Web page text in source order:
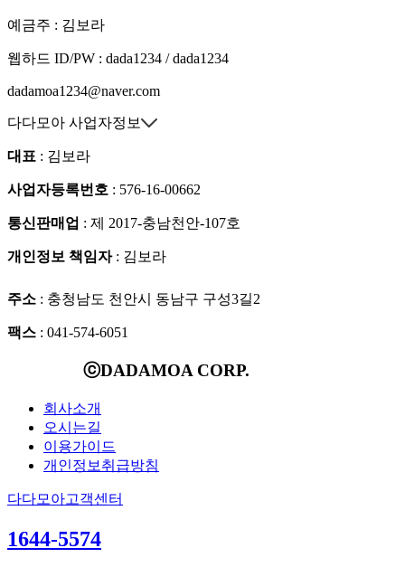
예금주 : 김보라
웹하드 ID/PW : dada1234 / dada1234
dadamoa1234@naver.com
다다모아 사업자정보
대표 : 김보라
사업자등록번호 : 576-16-00662
통신판매업 : 제 2017-충남천안-107호
개인정보 책임자: 김보라
주소 : 충청남도 천안시 동남구 구성3길2
팩스 : 041-574-6051
ⓒDADAMOA CORP.
회사소개
오시는길
이용가이드
개인정보취급방침
다다모아고객센터
1644-5574